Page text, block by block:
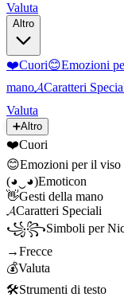
Valuta
Altro
❤️Cuori😊Emozioni
mano𝓐Caratteri
Valuta
➕Altro
❤️Cuori
😊Emozioni per il viso
(◕‿◕)Emoticon
👋Gesti della mano
𝓐Caratteri Speciali
꧁꧂Simboli per
→Frecce
💰Valuta
🛠️Strumenti di testo